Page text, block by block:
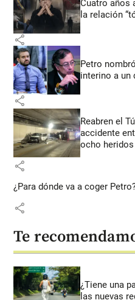
Cuatro años
la relación
share
Petro
interino a un
share
Reabren el
accidente
ocho heridos
share
¿Para dónde va a coger
share
Te
¿Tiene una
las nuevas